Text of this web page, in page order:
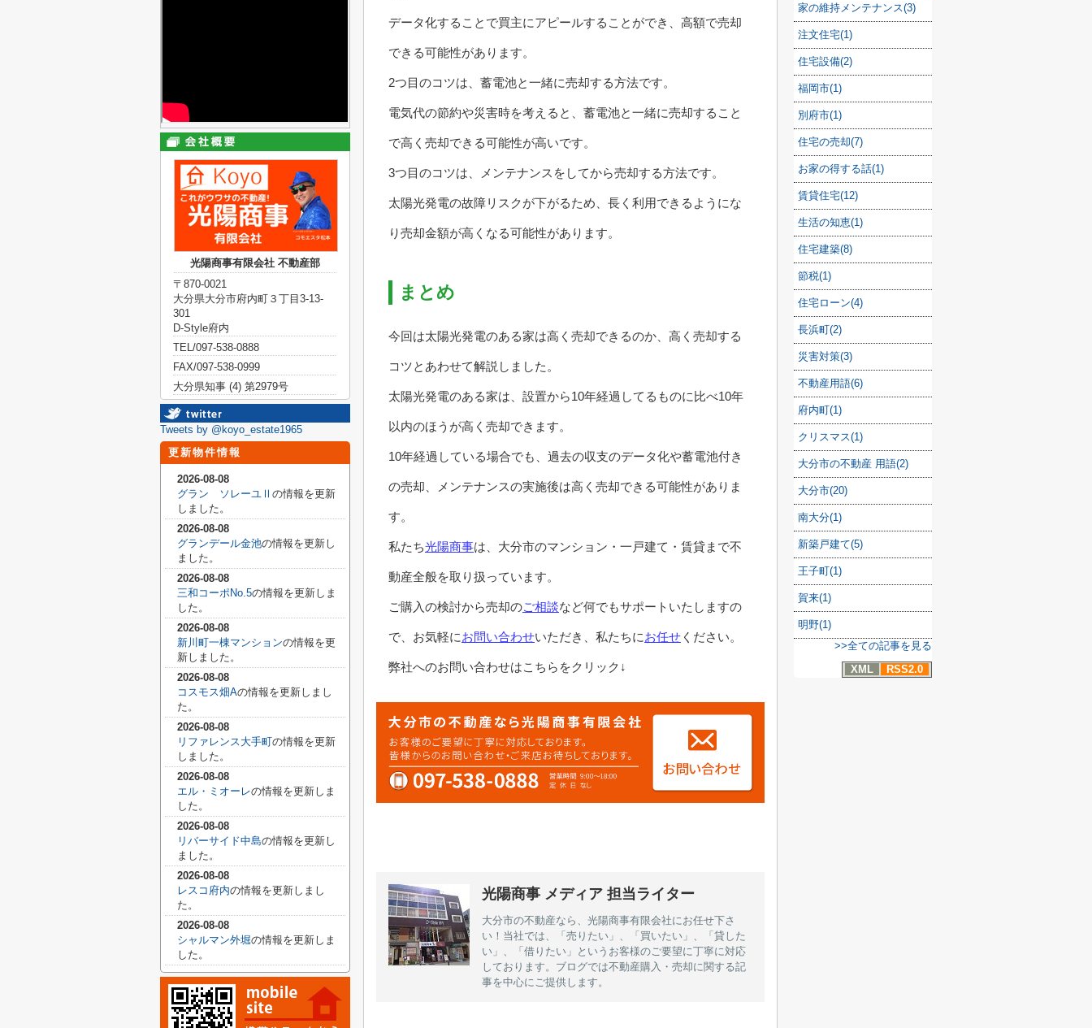
データ化することで買主にアピールすることができ、高額で売却
できる可能性があります。
2つ目のコツは、蓄電池と一緒に売却する方法です。
電気代の節約や災害時を考えると、蓄電池と一緒に売却すること
で高く売却できる可能性が高いです。
3つ目のコツは、メンテナンスをしてから売却する方法です。
太陽光発電の故障リスクが下がるため、長く利用できるようにな
り売却金額が高くなる可能性があります。
まとめ
今回は太陽光発電のある家は高く売却できるのか、高く売却する
コツとあわせて解説しました。
太陽光発電のある家は、設置から10年経過してるものに比べ10年
以内のほうが高く売却できます。
10年経過している場合でも、過去の収支のデータ化や蓄電池付き
の売却、メンテナンスの実施後は高く売却できる可能性がありま
す。
私たち光陽商事は、大分市のマンション・一戸建て・賃貸まで不
動産全般を取り扱っています。
ご購入の検討から売却のご相談など何でもサポートいたしますの
で、お気軽にお問い合わせいただき、私たちにお任せ ください。
弊社へのお問い合わせはこちらをクリック↓
光陽商事 メディア 担当ライター
大分市の不動産なら、光陽商事有限会社にお任せ下さ
い！当社では、「売りたい」、「買いたい」、「貸した
い」、「借りたい」というお客様のご要望に丁寧に対応
しております。ブログでは不動産購入・売却に関する記
事を中心にご提供します。
家の維持メンテナンス(3)
注文住宅(1)
住宅設備(2)
福岡市(1)
別府市(1)
住宅の売却(7)
お家の得する話(1)
賃貸住宅(12)
生活の知恵(1)
住宅建築(8)
節税(1)
住宅ローン(4)
長浜町(2)
災害対策(3)
不動産用語(6)
府内町(1)
クリスマス(1)
大分市の不動産 用語(2)
大分市(20)
南大分(1)
新築戸建て(5)
王子町(1)
賀来(1)
明野(1)
>>全ての記事を見る
XML
RSS2.0
光陽商事有限会社 不動産部
〒870-0021
大分県大分市府内町３丁目3-13-
301
D-Style府内
TEL/097-538-0888
FAX/097-538-0999
大分県知事 (4) 第2979号
Tweets by @koyo_estate1965
更新物件情報
2026-08-08
グラン ソレーユⅡ の情報を更新
しました。
2026-08-08
グランデール金池の情報を更新し
ました。
2026-08-08
三和コーポNo.5の情報を更新しま
した。
2026-08-08
新川町一棟マンションの情報を更
新しました。
2026-08-08
コスモス畑Aの情報を更新しまし
た。
2026-08-08
リファレンス大手町の情報を更新
しました。
2026-08-08
エル・ミオーレの情報を更新しま
した。
2026-08-08
リバーサイド中島の情報を更新し
ました。
2026-08-08
レスコ府内の情報を更新しまし
た。
2026-08-08
シャルマン外堀の情報を更新しま
した。